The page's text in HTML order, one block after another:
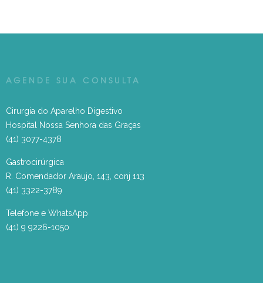
AGENDE SUA CONSULTA
Cirurgia do Aparelho Digestivo
Hospital Nossa Senhora das Graças
(41) 3077-4378
Gastrocirúrgica
R. Comendador Araujo, 143, conj 113
(41) 3322-3789
Telefone e WhatsApp
(41) 9 9226-1050